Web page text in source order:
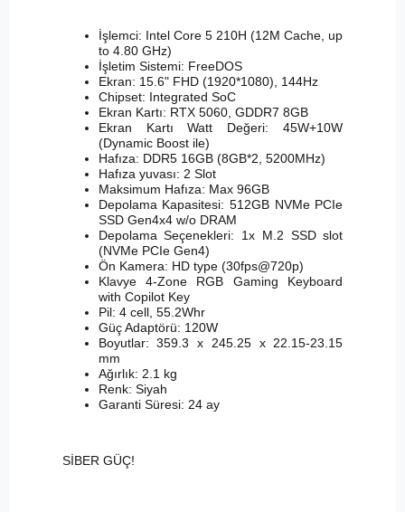
İşlemci: Intel Core 5 210H (12M Cache, up
to 4.80 GHz)
İşletim Sistemi: FreeDOS
Ekran: 15.6" FHD (1920*1080), 144Hz
Chipset: Integrated SoC
Ekran Kartı: RTX 5060, GDDR7 8GB
Ekran Kartı Watt Değeri: 45W+10W
(Dynamic Boost ile)
Hafıza: DDR5 16GB (8GB*2, 5200MHz)
Hafıza yuvası: 2 Slot
Maksimum Hafıza: Max 96GB
Depolama Kapasitesi: 512GB NVMe PCIe
SSD Gen4x4 w/o DRAM
Depolama Seçenekleri: 1x M.2 SSD slot
(NVMe PCIe Gen4)
Ön Kamera: HD type (30fps@720p)
Klavye 4-Zone RGB Gaming Keyboard
with Copilot Key
Pil: 4 cell, 55.2Whr
Güç Adaptörü: 120W
Boyutlar: 359.3 x 245.25 x 22.15-23.15
mm
Ağırlık: 2.1 kg
Renk: Siyah
Garanti Süresi: 24 ay
SİBER GÜÇ!